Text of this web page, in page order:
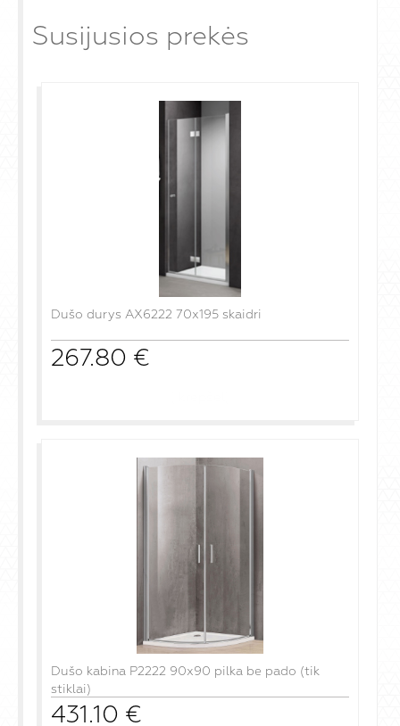
Susijusios prekės
Dušo durys AX6222 70x195 skaidri
267.80 €
Dušo kabina P2222 90x90 pilka be pado (tik
stiklai)
431.10 €